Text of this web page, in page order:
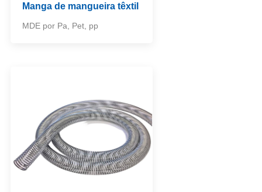
Manga de mangueira têxtil
MDE por Pa, Pet, pp